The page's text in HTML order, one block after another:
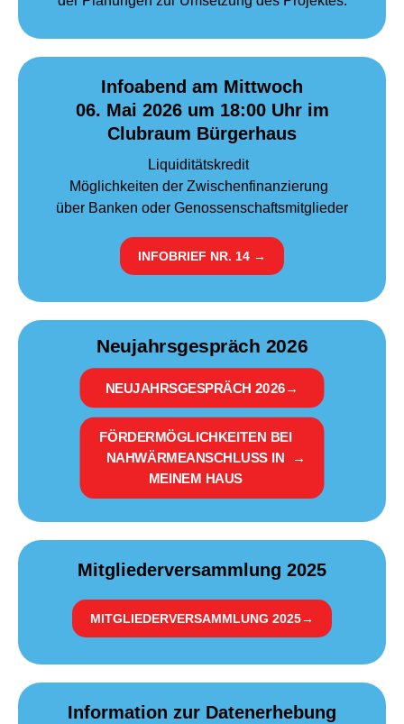
Infoabend am Mittwoch
06. Mai 2026 um 18:00 Uhr im
Clubraum Bürgerhaus
Liquiditätskredit
Möglichkeiten der Zwischenfinanzierung
über Banken oder Genossenschaftsmitglieder
INFOBRIEF NR. 14 →
Neujahrsgespräch 2026
NEUJAHRSGESPRÄCH 2026→
FÖRDERMÖGLICHKEITEN BEI
NAHWÄRMEANSCHLUSS IN
MEINEM HAUS
→
Mitgliederversammlung 2025
MITGLIEDERVERSAMMLUNG 2025→
Information zur Datenerhebung